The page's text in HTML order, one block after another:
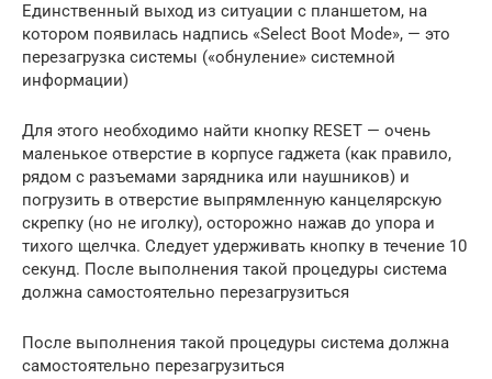
Единственный выход из ситуации с планшетом, на
котором появилась надпись «Select Boot Mode», — это
перезагрузка системы («обнуление» системной
информации)
Для этого необходимо найти кнопку RESET — очень
маленькое отверстие в корпусе гаджета (как правило,
рядом с разъемами зарядника или наушников) и
погрузить в отверстие выпрямленную канцелярскую
скрепку (но не иголку), осторожно нажав до упора и
тихого щелчка. Следует удерживать кнопку в течение 10
секунд. После выполнения такой процедуры система
должна самостоятельно перезагрузиться
После выполнения такой процедуры система должна
самостоятельно перезагрузиться